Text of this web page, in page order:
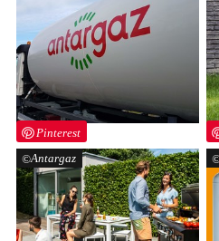
Pinterest
Antargaz